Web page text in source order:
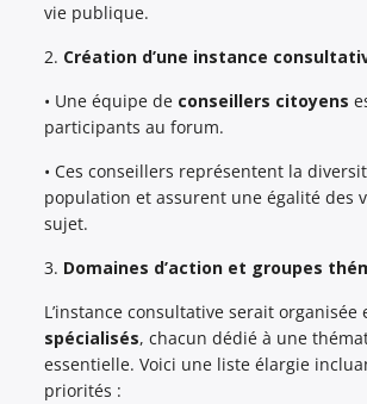
vie publique.
2. Création d’une instance
• Une équipe de conseillers citoyens
participants au forum.
• Ces conseillers représentent la
population et assurent une égalité des
sujet.
3. Domaines d’action et groupes
L’instance consultative serait organisée
spécialisés, chacun dédié à une
essentielle. Voici une liste élargie
priorités :